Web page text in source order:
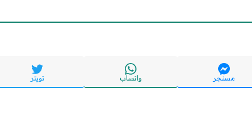
مسنجر واتساب تويتر